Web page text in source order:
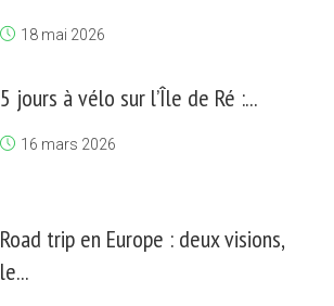
18 mai 2026
5 jours à vélo sur l’Île de Ré :...
16 mars 2026
Road trip en Europe : deux visions,
le...